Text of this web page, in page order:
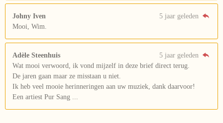
Johny Iven
5 jaar geleden
Mooi, Wim.
Adèle Steenhuis
5 jaar geleden
Wat mooi verwoord, ik vond mijzelf in deze brief direct terug.
De jaren gaan maar ze misstaan u niet.
Ik heb veel mooie herinneringen aan uw muziek, dank daarvoor!
Een artiest Pur Sang ...